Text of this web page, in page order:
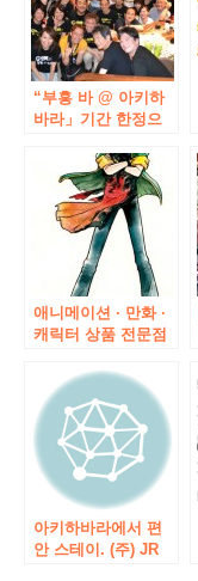
“부흥 바 @ 아키하
바라」기간 한정으
가 아래에 오픈!
애니메이션 · 만화 ·
캐릭터 상품 전문점
마」와 「애니메이
트 아키하바라」가
이번 봄 리뉴얼 오픈!
한정 상품 등 오픈 기
념 캠페인도 실시 예
정
아키하바라에서 편
안 스테이. (주) JR